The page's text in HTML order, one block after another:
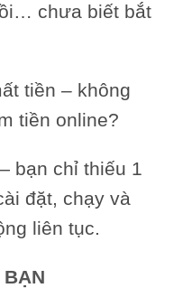
chưa biết bắt
tiền – không
tiền online?
bạn chỉ thiếu 1
đặt, chạy và
liên tục.
BẠN